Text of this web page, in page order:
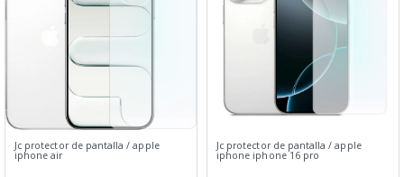
Jc protector de pantalla / apple
iphone air
Jc protector de pantalla / apple
iphone iphone 16 pro